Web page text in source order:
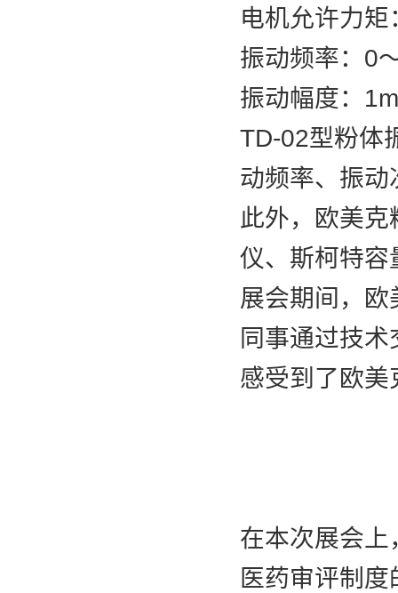
电机允许力
振动频率：0
振动幅度：
TD-02型粉体
动频率、振
此外，欧美
仪、斯柯特容
展会期间，
同事通过技
感受到了欧
在本次展会
医药审评制